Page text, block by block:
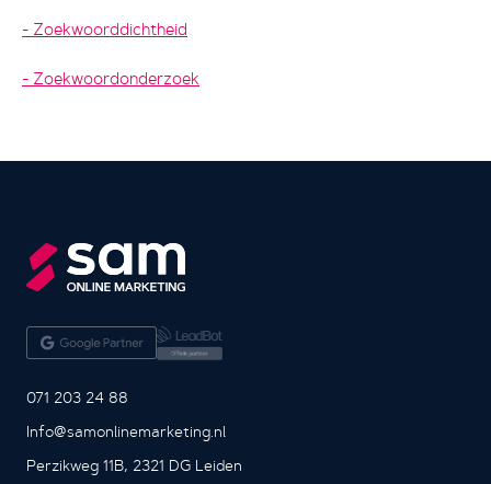
Zoekwoorddichtheid
Zoekwoordonderzoek
071 203 24 88
Info@samonlinemarketing.nl
Perzikweg 11B, 2321 DG Leiden